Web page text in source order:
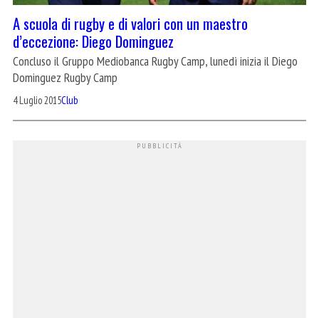
A scuola di rugby e di valori con un maestro
d’eccezione: Diego Dominguez
Concluso il Gruppo Mediobanca Rugby Camp, lunedì inizia il Diego
Dominguez Rugby Camp
4 Luglio 2015Club